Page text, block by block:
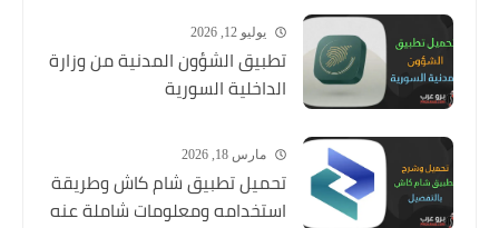
يوليو 12, 2026
تطبيق الشؤون المدنية من وزارة
الداخلية السورية
مارس 18, 2026
تحميل تطبيق شام كاش وطريقة
استخدامه ومعلومات شاملة عنه